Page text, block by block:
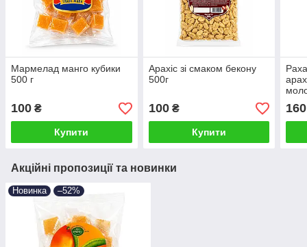
Мармелад манго кубики
500 г
100 ₴
Купити
Арахіс зі смаком бекону
500г
100₴
Купити
160
Акційні пропозиції та новинки
Новинка –52%